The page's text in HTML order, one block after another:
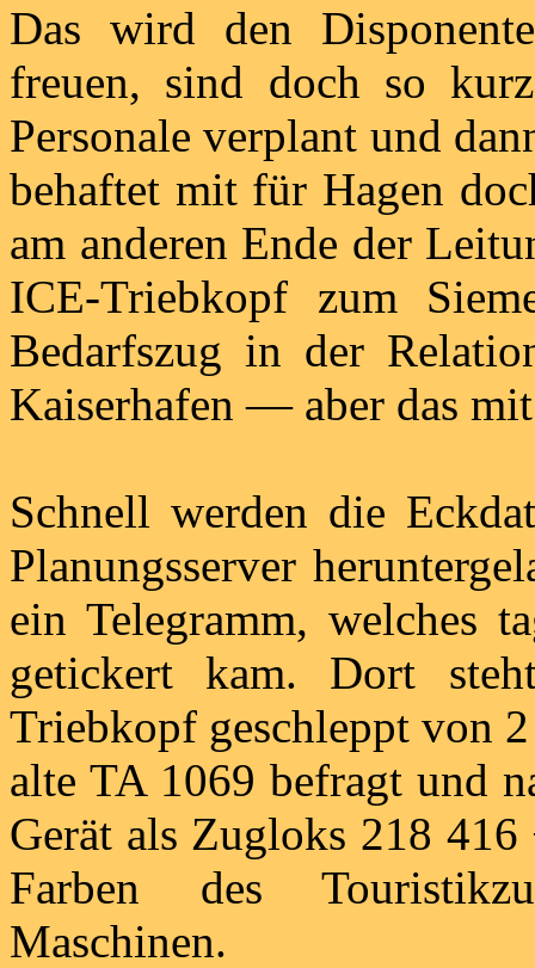
Das wird den
freuen, sind doch so
Personale verplant und
behaftet mit für Hagen
am anderen Ende der
ICE-Triebkopf zum
Bedarfszug in der
Kaiserhafen — aber das
Schnell werden die
Planungsserver
ein Telegramm, welches
getickert kam. Dort
Triebkopf geschleppt von
alte TA 1069 befragt und
Gerät als Zugloks 218
Farben des
Maschinen.